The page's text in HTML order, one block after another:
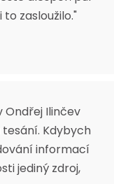
zasloužilo."
Ondřej Ilinčev
Kdybych
informací
jediný zdroj,